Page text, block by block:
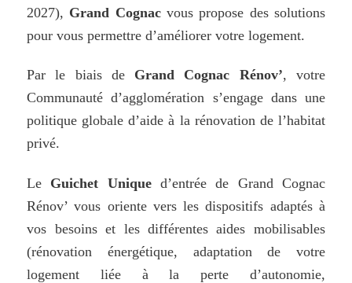
2027), Grand Cognacvous propose des solutions
pour vous permettre d’améliorer votre logement.
Par le biais de Grand Cognac Rénov’, votre
Communauté d’agglomération s’engage dans une
politique globale d’aide à la rénovation de l’habitat
privé.
Le Guichet Uniqued’entrée de Grand Cognac
Rénov’ vous oriente vers les dispositifs adaptés à
vos besoins et les différentes aides mobilisables
(rénovation énergétique, adaptation de votre
logement liée à la perte d’autonomie,